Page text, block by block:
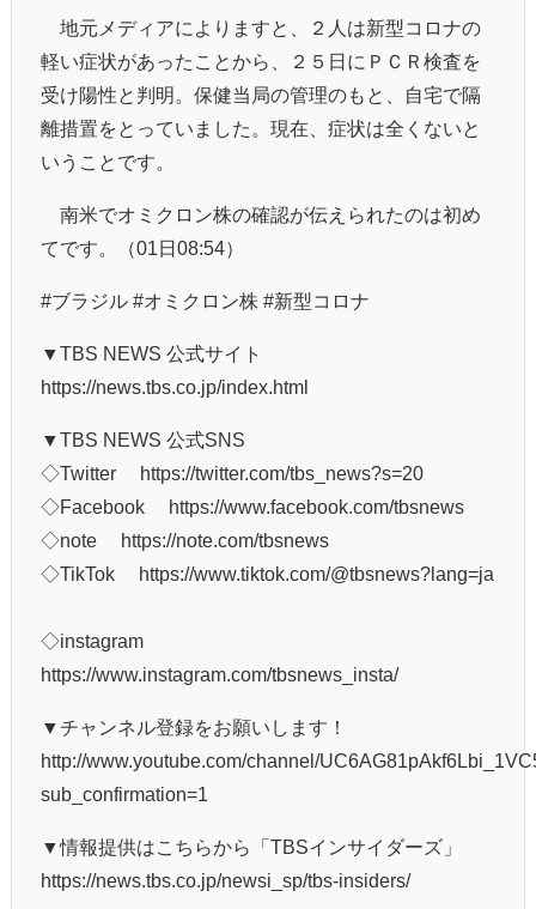
地元メディアによりますと、２人は新型コロナの
軽い症状があったことから、２５日にＰＣＲ検査を
受け陽性と判明。保健当局の管理のもと、自宅で隔
離措置をとっていました。現在、症状は全くないと
いうことです。
南米でオミクロン株の確認が伝えられたのは初め
てです。（01日08:54）
#ブラジル #オミクロン株 #新型コロナ
▼TBS NEWS 公式サイト
https://news.tbs.co.jp/index.html
▼TBS NEWS 公式SNS
◇Twitter https://twitter.com/tbs_news?s=20
◇Facebook https://www.facebook.com/tbsnews
◇note https://note.com/tbsnews
◇TikTok https://www.tiktok.com/@tbsnews?lang=ja
◇instagram
https://www.instagram.com/tbsnews_insta/
▼チャンネル登録をお願いします！
http://www.youtube.com/channel/
sub_confirmation=1
▼情報提供はこちらから「TBSインサイダーズ」
https://news.tbs.co.jp/newsi_sp/tbs-insiders/